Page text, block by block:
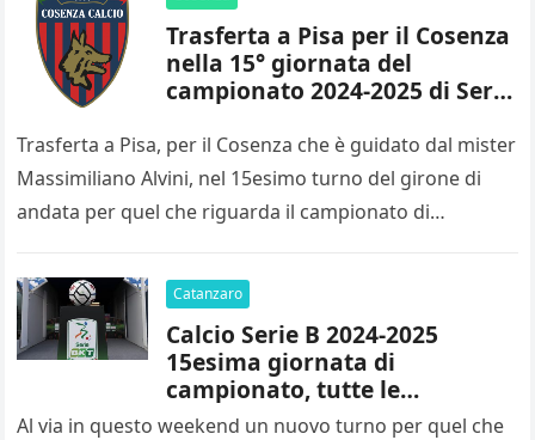
Trasferta a Pisa per il Cosenza
nella 15° giornata del
campionato 2024-2025 di Serie
Trasferta a Pisa, per il Cosenza che è guidato dal mister
Massimiliano Alvini, nel 15esimo turno del girone di
andata per quel che riguarda il campionato di…
Catanzaro
Calcio Serie B 2024-2025
15esima giornata di
campionato, tutte le
designazioni arbitrali
Al via in questo weekend un nuovo turno per quel che